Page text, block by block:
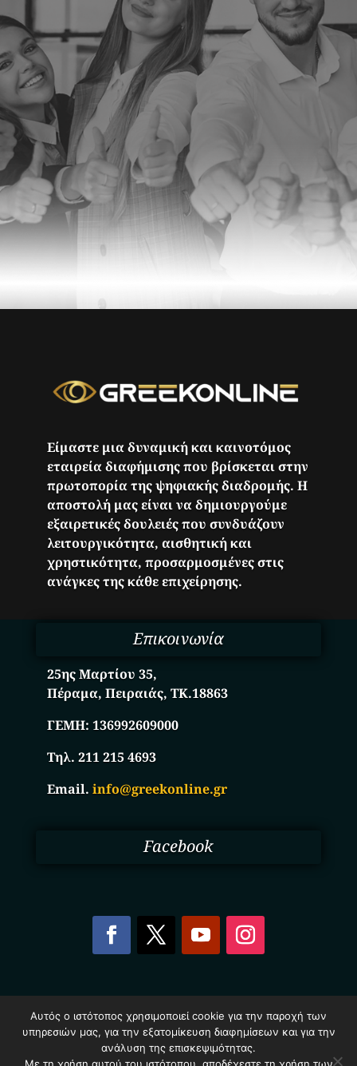
Είμαστε μια δυναμική και καινοτόμος
εταιρεία διαφήμισης που βρίσκεται στην
πρωτοπορία της ψηφιακής διαδρομής. Η
αποστολή μας είναι να δημιουργούμε
εξαιρετικές δουλειές που συνδυάζουν
λειτουργικότητα, αισθητική και
χρηστικότητα, προσαρμοσμένες στις
ανάγκες της κάθε επιχείρησης.
Επικοινωνία
25ης Μαρτίου 35,
Πέραμα, Πειραιάς, ΤΚ.18863
ΓΕΜΗ:136992609000
Τηλ. 211 215 4693
Email.info@greekonline.gr
Facebook
Επιχειρήσεων Ελλάδας – Greekonline.gr. All Rights
Reserved.
Όροι & Προυποθέσεις–Προστασία Προσωπικών
Αυτός ο ιστότοπος χρησιμοποιεί cookie για την παροχή των
υπηρεσιών μας, για την εξατομίκευση διαφημίσεων και για την
ανάλυση της επισκεψιμότητας.